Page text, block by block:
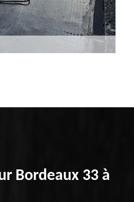
Bordeaux 33 à